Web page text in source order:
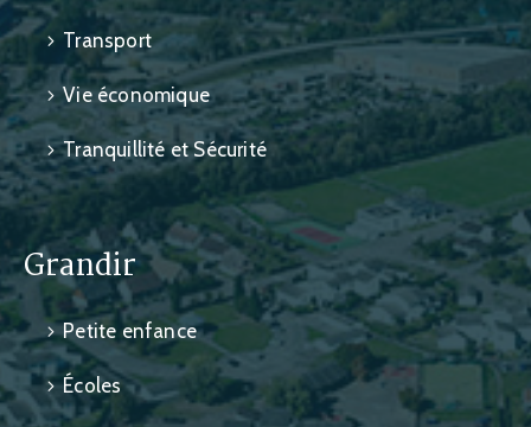
Transport
Vie économique
Tranquillité et Sécurité
Grandir
Petite enfance
Écoles